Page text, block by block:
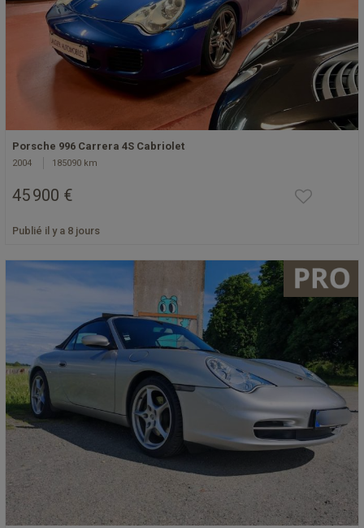
Porsche 996 Carrera 4S Cabriolet
2004 185090 km
45 900 €
Publié il y a 8 jours